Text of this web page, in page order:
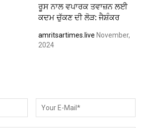
ਰੂਸ ਨਾਲ ਵਪਾਰਕ ਤਵਾਜ਼ਨ ਲਈ
ਕਦਮ ਚੁੱਕਣ ਦੀ ਲੋੜ: ਜੈਸ਼ੰਕਰ
amritsartimes.live November,
2024